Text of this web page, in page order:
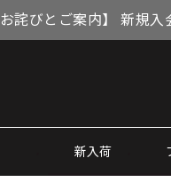
お詫びとご案内】 新規
新入荷